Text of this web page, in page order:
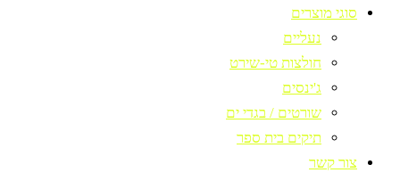
סוגי מוצרים
נעליים
חולצות טי-שירט
ג'ינסים
שורטים / בגדי ים
תיקים בית ספר
צור קשר